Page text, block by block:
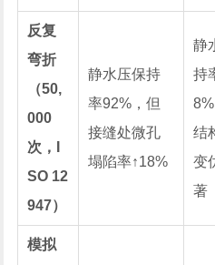
反复
弯折
（50,
000
次，I
SO 12
947）
静水压保持
率92%，但
接缝处微孔
塌陷率↑18%
静
持
结
变
著
模拟